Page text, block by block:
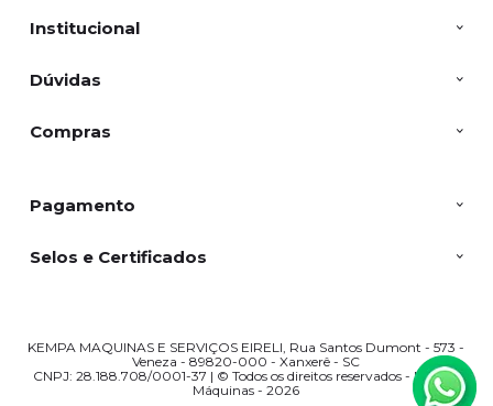
Institucional
Dúvidas
Compras
Pagamento
Selos e Certificados
KEMPA MAQUINAS E SERVIÇOS EIRELI, Rua Santos Dumont - 573 -
Veneza - 89820-000 - Xanxerê - SC
CNPJ: 28.188.708/0001-37 | © Todos os direitos reservados - Kempa
Máquinas - 2026